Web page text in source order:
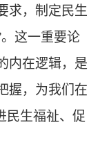
求，制定民生
这一重要论
内在逻辑，是
握，为我们在
民生福祉、促